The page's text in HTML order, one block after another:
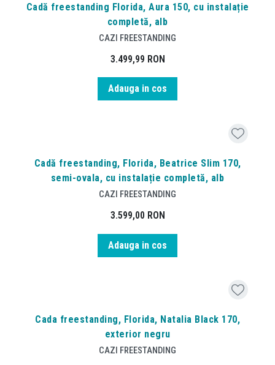
Cadă freestanding Florida, Aura 150, cu instalație
completă, alb
CAZI FREESTANDING
3.499,99 RON
Adauga in cos
Cadă freestanding, Florida, Beatrice Slim 170,
semi-ovala, cu instalație completă, alb
CAZI FREESTANDING
3.599,00 RON
Adauga in cos
Cada freestanding, Florida, Natalia Black 170,
exterior negru
CAZI FREESTANDING